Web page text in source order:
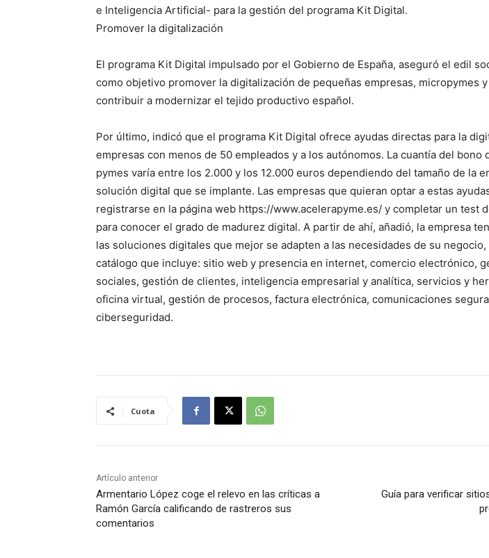
e Inteligencia Artificial- para la gestión del programa Kit Digital.
Promover la digitalización
El programa Kit Digital impulsado por el Gobierno de España, aseguró el edil
como objetivo promover la digitalización de pequeñas empresas, micropymes
contribuir a modernizar el tejido productivo español.
Por último, indicó que el programa Kit Digital ofrece ayudas directas para la
empresas con menos de 50 empleados y a los autónomos. La cuantía del bono
pymes varía entre los 2.000 y los 12.000 euros dependiendo del tamaño de la
solución digital que se implante. Las empresas que quieran optar a estas
registrarse en la página web https://www.acelerapyme.es/ y completar un test
para conocer el grado de madurez digital. A partir de ahí, añadió, la empresa
las soluciones digitales que mejor se adapten a las necesidades de su
catálogo que incluye: sitio web y presencia en internet, comercio electrónico,
sociales, gestión de clientes, inteligencia empresarial y analítica, servicios y
oficina virtual, gestión de procesos, factura electrónica, comunicaciones
ciberseguridad.
Cuota
Artículo anterior
Armentario López coge el relevo en las críticas a
Ramón García calificando de rastreros sus
comentarios
Guía para verificar